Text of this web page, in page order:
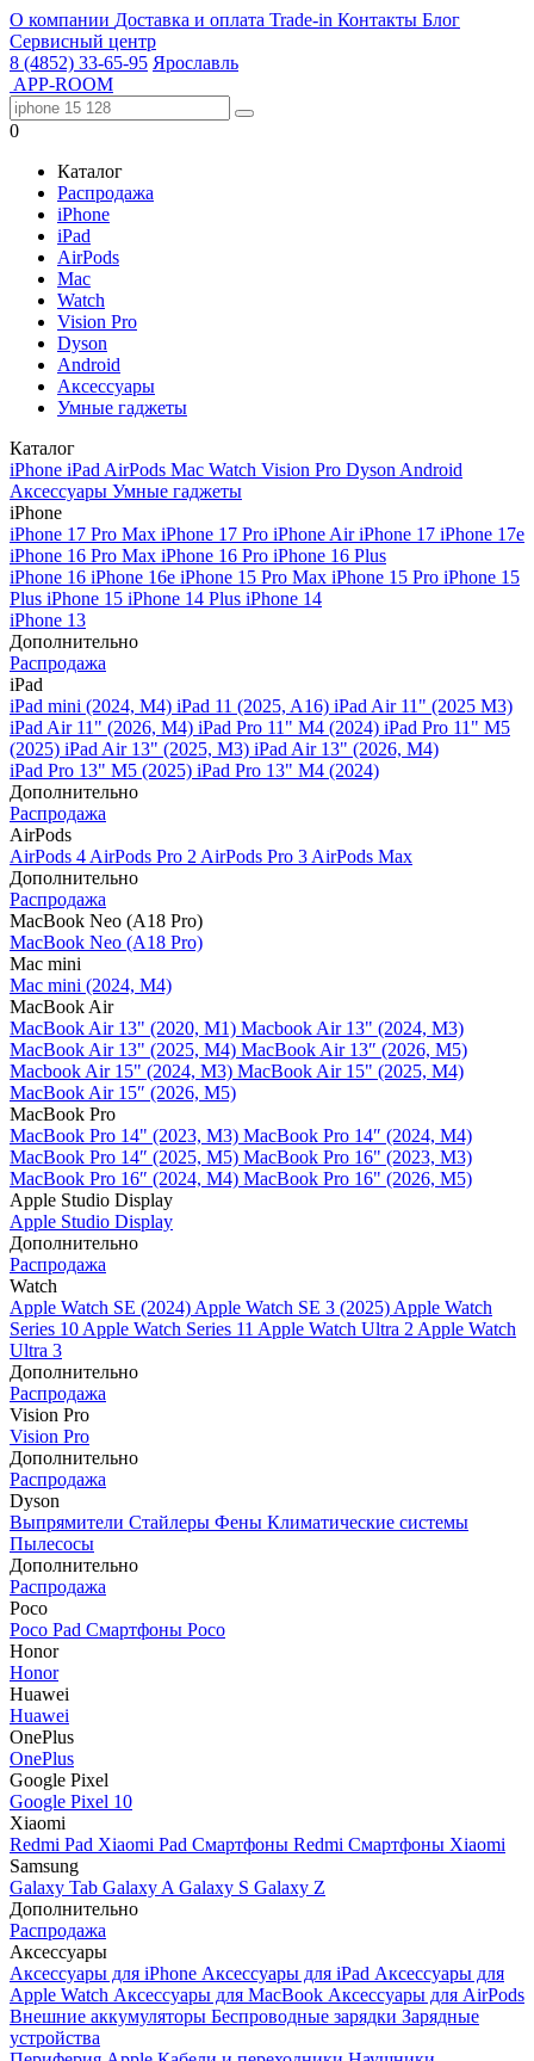
О компании Доставка и оплата Trade-in Контакты Блог
Сервисный центр
8 (4852) 33-65-95 Ярославль
APP-ROOM
0
Каталог
Распродажа
iPhone
iPad
AirPods
Mac
Watch
Vision Pro
Dyson
Android
Аксессуары
Умные гаджеты
Каталог
iPhone iPad AirPods Mac Watch Vision Pro Dyson Android
Аксессуары Умные гаджеты
iPhone
iPhone 17 Pro Max iPhone 17 Pro iPhone AiriPhone 17 iPhone 17e
iPhone 16 Pro Max iPhone 16 Pro iPhone 16 Plus
iPhone 16 iPhone 16e iPhone 15 Pro Max iPhone 15 Pro iPhone 15
Plus iPhone 15 iPhone 14 Plus iPhone 14
iPhone 13
Дополнительно
Распродажа
iPad
iPad mini (2024, M4) iPad 11 (2025, A16) iPad Air 11" (2025 M3)
iPad Air 11" (2026, M4) iPad Pro 11" M4 (2024) iPad Pro 11" M5
(2025) iPad Air 13" (2025, M3) iPad Air 13" (2026, M4)
iPad Pro 13" M5 (2025) iPad Pro 13" M4 (2024)
Дополнительно
Распродажа
AirPods
AirPods 4 AirPods Pro 2 AirPods Pro 3 AirPods Max
Дополнительно
Распродажа
MacBook Neo (A18 Pro)
MacBook Neo (A18 Pro)
Mac mini
Mac mini (2024, M4)
MacBook Air
MacBook Air 13" (2020, M1) Macbook Air 13" (2024, M3)
MacBook Air 13" (2025, M4) MacBook Air 13″ (2026, M5)
Macbook Air 15" (2024, M3) MacBook Air 15" (2025, M4)
MacBook Air 15″ (2026, M5)
MacBook Pro
MacBook Pro 14" (2023, M3) MacBook Pro 14″ (2024, M4)
MacBook Pro 14″ (2025, M5) MacBook Pro 16" (2023, M3)
MacBook Pro 16″ (2024, M4) MacBook Pro 16" (2026, M5)
Apple Studio Display
Apple Studio Display
Дополнительно
Распродажа
Watch
Apple Watch SE (2024) Apple Watch SE 3 (2025) Apple Watch
Series 10 Apple Watch Series 11 Apple Watch Ultra 2 Apple Watch
Ultra 3
Дополнительно
Распродажа
Vision Pro
Vision Pro
Дополнительно
Распродажа
Dyson
Выпрямители Стайлеры Фены Климатические системы
Пылесосы
Дополнительно
Распродажа
Poco
Poco Pad Смартфоны Poco
Honor
Honor
Huawei
Huawei
OnePlus
OnePlus
Google Pixel
Google Pixel 10
Xiaomi
Redmi Pad Xiaomi Pad Смартфоны Redmi Смартфоны Xiaomi
Samsung
Galaxy Tab Galaxy A Galaxy S Galaxy Z
Дополнительно
Распродажа
Аксессуары
Аксессуары для iPhone Аксессуары для iPad Аксессуары для
Apple Watch Аксессуары для MacBook Аксессуары для AirPods
Внешние аккумуляторы Беспроводные зарядки Зарядные
устройства